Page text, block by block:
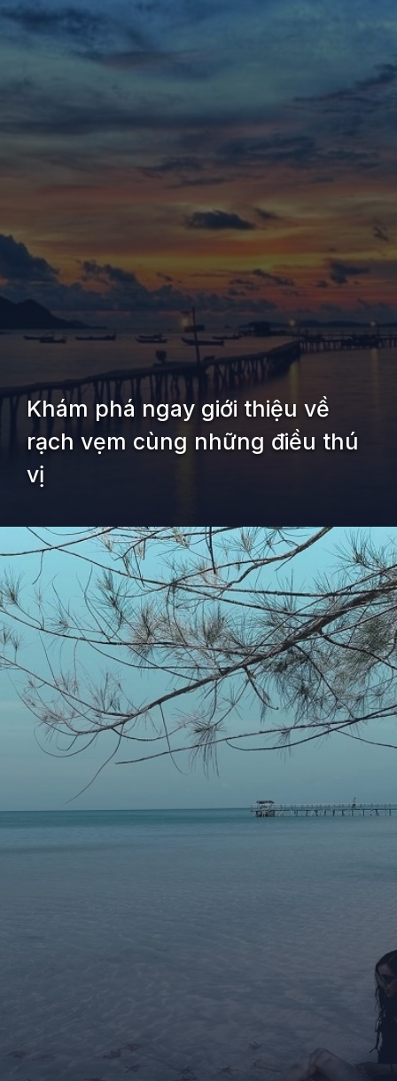
Khám phá ngay giới thiệu về
rạch vẹm cùng những điều thú
vị
Đang mởhttps://kiemvieclam.vn/rach-vem